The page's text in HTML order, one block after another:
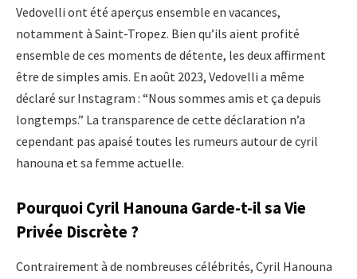
Vedovelli ont été aperçus ensemble en vacances,
notamment à Saint-Tropez. Bien qu’ils aient profité
ensemble de ces moments de détente, les deux affirment
être de simples amis. En août 2023, Vedovelli a même
déclaré sur Instagram : “Nous sommes amis et ça depuis
longtemps.” La transparence de cette déclaration n’a
cependant pas apaisé toutes les rumeurs autour de cyril
hanouna et sa femme actuelle.
Pourquoi Cyril Hanouna Garde-t-il sa Vie
Privée Discrète ?
Contrairement à de nombreuses célébrités, Cyril Hanouna